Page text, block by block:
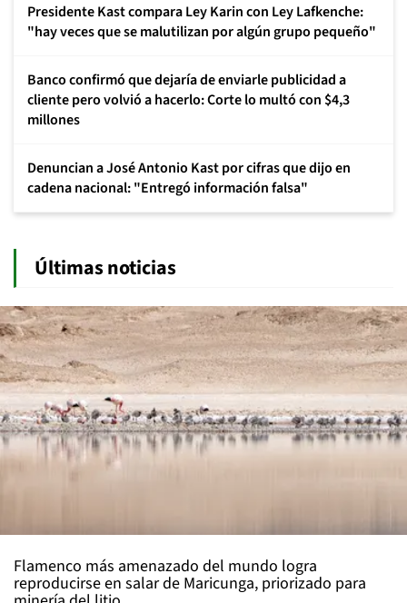
Presidente Kast compara Ley Karin con Ley Lafkenche:
"hay veces que se malutilizan por algún grupo pequeño"
Banco confirmó que dejaría de enviarle publicidad a
cliente pero volvió a hacerlo: Corte lo multó con $4,3
millones
Denuncian a José Antonio Kast por cifras que dijo en
cadena nacional: "Entregó información falsa"
Últimas noticias
Flamenco más amenazado del mundo logra
reproducirse en salar de Maricunga, priorizado para